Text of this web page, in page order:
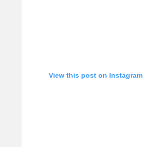
View this post on Instagram